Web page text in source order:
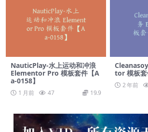
NauticPlay-水上运动和冲浪
Elementor Pro 模板套件【A
a-0158】
1 月前 47 19.9
tor 模板套
2 年前